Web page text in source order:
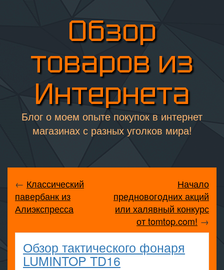
Обзор
товаров из
Интернета
Блог о моем опыте покупок в интернет
магазинах с разных уголков мира!
← Классический
павербанк из
Алиэкспресса
Начало
предновогодних акций
или халявный конкурс
от tomtop.com! →
Обзор тактического фонаря
LUMINTOP TD16